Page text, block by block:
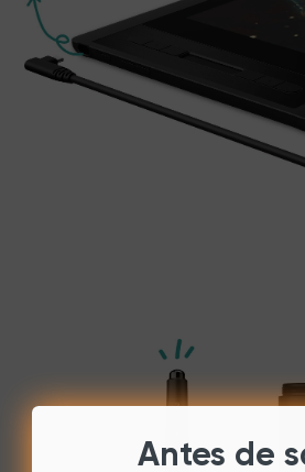
Antes de